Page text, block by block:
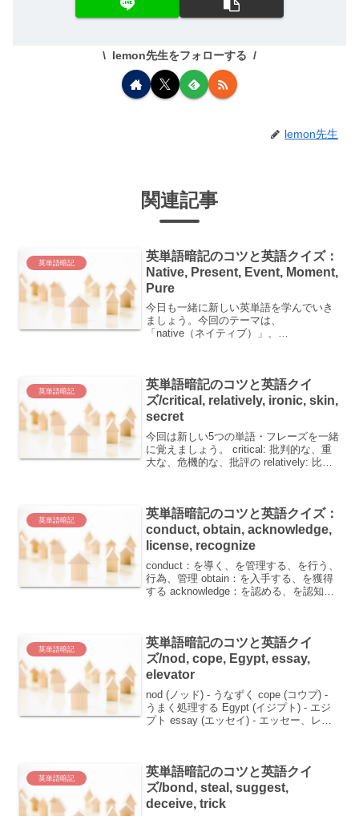
lemon先生をフォローする
lemon先生
関連記事
英単語暗記
英単語暗記のコツと英語クイズ：
Native, Present, Event, Moment,
Pure
今日も一緒に新しい英単語を学んでいき
ましょう。今回のテーマは、
「native（ネイティブ）」、
ュア）」の5つです。単...
英単語暗記
英単語暗記のコツと英語クイ
ズ/critical, relatively, ironic, skin,
secret
今回は新しい5つの単語・フレーズを一緒
に覚えましょう。 critical: 批判的な、重
大な、危機的な、批評の relatively: 比較
英単語暗記
英単語暗記のコツと英語クイズ：
conduct, obtain, acknowledge,
license, recognize
conduct：を導く、を管理する、を行う、
行為、管理 obtain：を入手する、を獲得
する acknowledge：を認める、を認知す
英単語暗記
英単語暗記のコツと英語クイ
ズ/nod, cope, Egypt, essay,
elevator
nod (ノッド) - うなずく cope (コウプ) -
うまく処理する Egypt (イジプト) - エジ
プト essay (エッセイ) - エッセー、レポ
英単語暗記
英単語暗記のコツと英語クイ
ズ/bond, steal, suggest,
deceive, trick